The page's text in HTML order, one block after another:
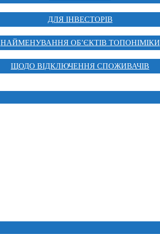
ДЛЯ ІНВЕСТОРІВ
НАЙМЕНУВАННЯ ОБ’ЄКТІВ ТОПОНІМІКИ
ЩОДО ВІДКЛЮЧЕННЯ СПОЖИВАЧІВ